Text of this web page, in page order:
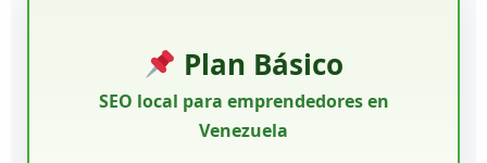
Plan Básico
SEO local para emprendedores en
Venezuela